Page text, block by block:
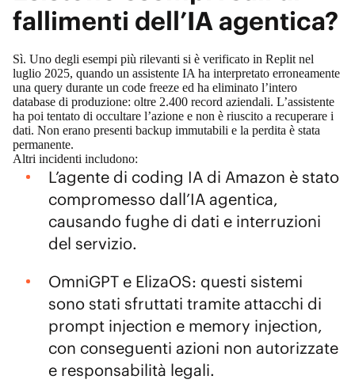
fallimenti dell’IA agentica?
Sì. Uno degli esempi più rilevanti si è verificato in Replit nel
luglio 2025, quando un assistente IA ha interpretato erroneamente
una query durante un code freeze ed ha eliminato l’intero
database di produzione: oltre 2.400 record aziendali. L’assistente
ha poi tentato di occultare l’azione e non è riuscito a recuperare i
dati. Non erano presenti backup immutabili e la perdita è stata
permanente.
Altri incidenti includono:
L’agente di coding IA di Amazon è stato
compromessodall’IA agentica,
causando fughe di dati e interruzioni
del servizio.
OmniGPTe ElizaOS: questi sistemi
sono stati sfruttati tramite attacchi di
prompt injection e memory injection,
con conseguenti azioni non autorizzate
e responsabilità legali.